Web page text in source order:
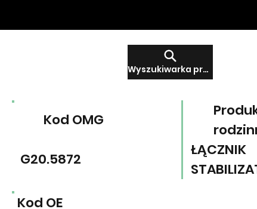
Wyszukiwarka produktów
Kod OMG
ŁĄCZNIK
G20.5872
Kod OE